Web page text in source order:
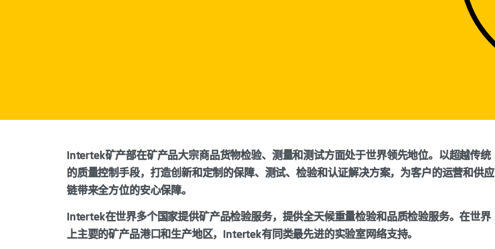
Intertek矿产部在矿产品大宗商品货物检验、测量和测试方面处于世界领先地位。以超越传统
的质量控制手段，打造创新和定制的保障、测试、检验和认证解决方案，为客户的运营和供应
链带来全方位的安心保障。
Intertek在世界多个国家提供矿产品检验服务，提供全天候重量检验和品质检验服务。在世界
上主要的矿产品港口和生产地区，Intertek有同类最先进的实验室网络支持。